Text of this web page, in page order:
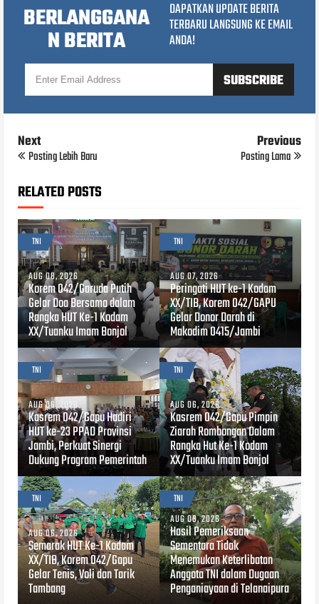
BERLANGGANA
N BERITA
DAPATKAN UPDATE BERITA
TERBARU LANGSUNG KE EMAIL
ANDA!
Next
Posting Lebih Baru
Previous
Posting Lama
RELATED POSTS
TNI
AUG 08, 2026
Korem 042/Garuda Putih
Gelar Doa Bersama dalam
Rangka HUT Ke-1 Kodam
XX/Tuanku Imam Bonjol
TNI
AUG 07, 2026
Peringati HUT ke-1 Kodam
XX/TIB, Korem 042/GAPU
Gelar Donor Darah di
Makodim 0415/Jambi
TNI
AUG 06, 2026
Kasrem 042/Gapu Hadiri
HUT ke-23 PPAD Provinsi
Jambi, Perkuat Sinergi
Dukung Program Pemerintah
TNI
AUG 06, 2026
Kasrem 042/Gapu Pimpin
Ziarah Rombongan Dalam
Rangka Hut Ke-1 Kodam
XX/Tuanku Imam Bonjol
TNI
AUG 06, 2026
Semarak HUT Ke-1 Kodam
XX/TIB, Korem 042/Gapu
Gelar Tenis, Voli dan Tarik
Tambang
TNI
AUG 06, 2026
Hasil Pemeriksaan
Sementara Tidak
Menemukan Keterlibatan
Anggota TNI dalam Dugaan
Penganiayaan di Telanaipura